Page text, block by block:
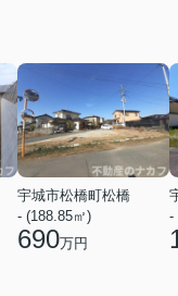
宇城市松橋町松橋
- (188.85㎡)
690万円
-